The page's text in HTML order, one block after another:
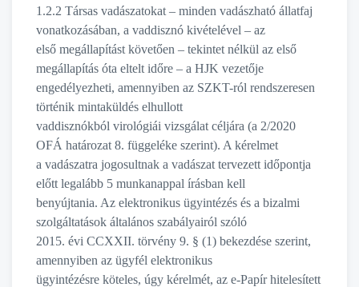
1.2.2 Társas vadászatokat – minden vadászható állatfaj
vonatkozásában, a vaddisznó kivételével – az
első megállapítást követően – tekintet nélkül az első
megállapítás óta eltelt időre – a HJK vezetője
engedélyezheti, amennyiben az SZKT-ról rendszeresen
történik mintaküldés elhullott
vaddisznókból virológiái vizsgálat céljára (a 2/2020
OFÁ határozat 8. függeléke szerint). A kérelmet
a vadászatra jogosultnak a vadászat tervezett időpontja
előtt legalább 5 munkanappal írásban kell
benyújtania. Az elektronikus ügyintézés és a bizalmi
szolgáltatások általános szabályairól szóló
2015. évi CCXXII. törvény 9. § (1) bekezdése szerint,
amennyiben az ügyfél elektronikus
ügyintézésre köteles, úgy kérelmét, az e-Papír hitelesített